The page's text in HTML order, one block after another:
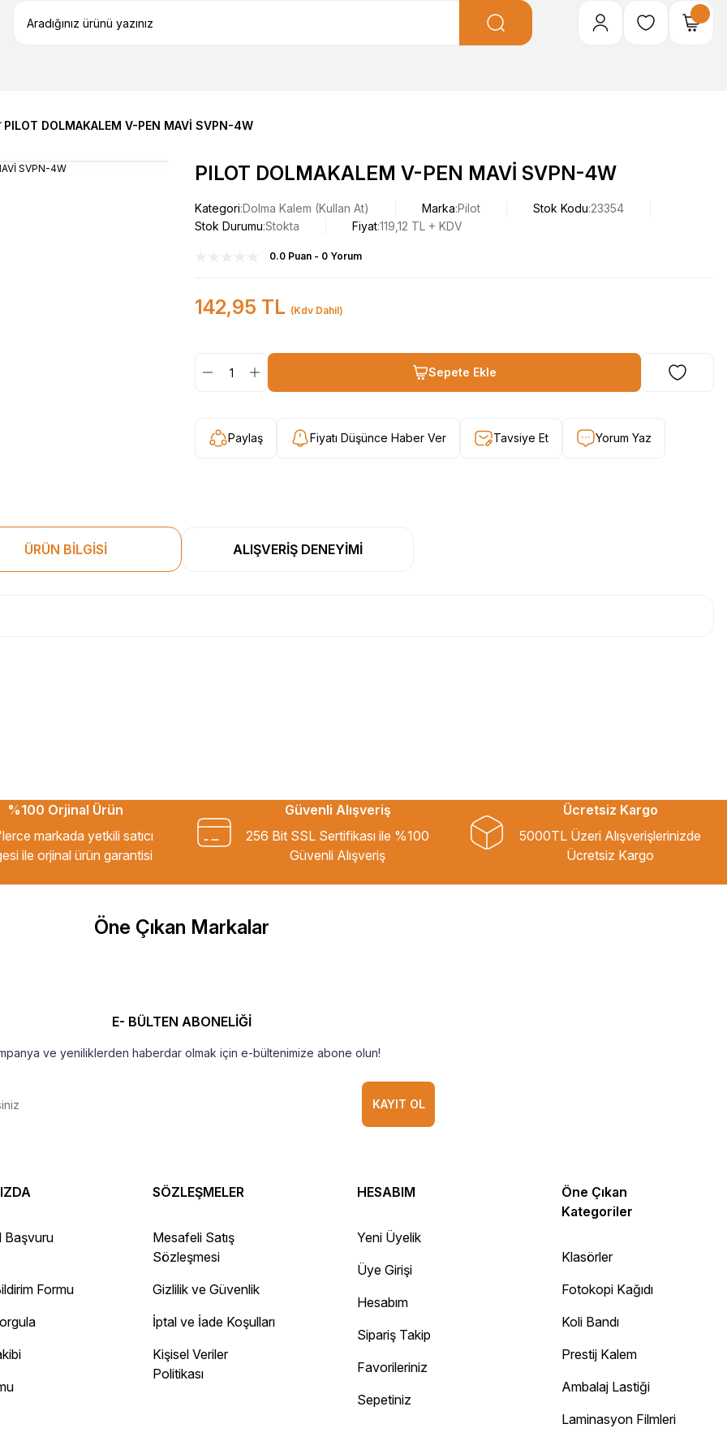
PILOT DOLMAKALEM V-PEN MAVİ SVPN-4W
PILOT DOLMAKALEM V-PEN MAVİ SVPN-4W
Kategori Dolma Kalem (Kullan At) Marka Pilot Stok Kodu 23354
Stok Durumu Stokta Fiyat119,12 TL + KDV
0.0 Puan - 0 Yorum
142,95 TL (Kdv Dahil)
Sepete Ekle
Paylaş Fiyatı Düşünce Haber Ver Tavsiye Et Yorum Yaz
ÜRÜN BİLGİSİ ALIŞVERİŞ DENEYİMİ
ederim.
ederim.
site
%100 Orjinal Ürün
markada yetkili satıcı
ile orjinal ürün garantisi
Güvenli Alışveriş
256 Bit SSL Sertifikası ile %100
Güvenli Alışveriş
Ücretsiz Kargo
5000TL Üzeri Alışverişlerinizde
Ücretsiz Kargo
Öne Çıkan Markalar
E- BÜLTEN ABONELİĞİ
ve yeniliklerden haberdar olmak için e-bültenimize abone olun!
KAYIT OL
Başvuru
Formu
SÖZLEŞMELER
Mesafeli Satış
Sözleşmesi
Gizlilik ve Güvenlik
İptal ve İade Koşulları
Kişisel Veriler
Politikası
HESABIM
Yeni Üyelik
Üye Girişi
Hesabım
Sipariş Takip
Favorileriniz
Sepetiniz
Öne Çıkan
Kategoriler
Klasörler
Fotokopi Kağıdı
Koli Bandı
Prestij Kalem
Ambalaj Lastiği
Laminasyon Filmleri